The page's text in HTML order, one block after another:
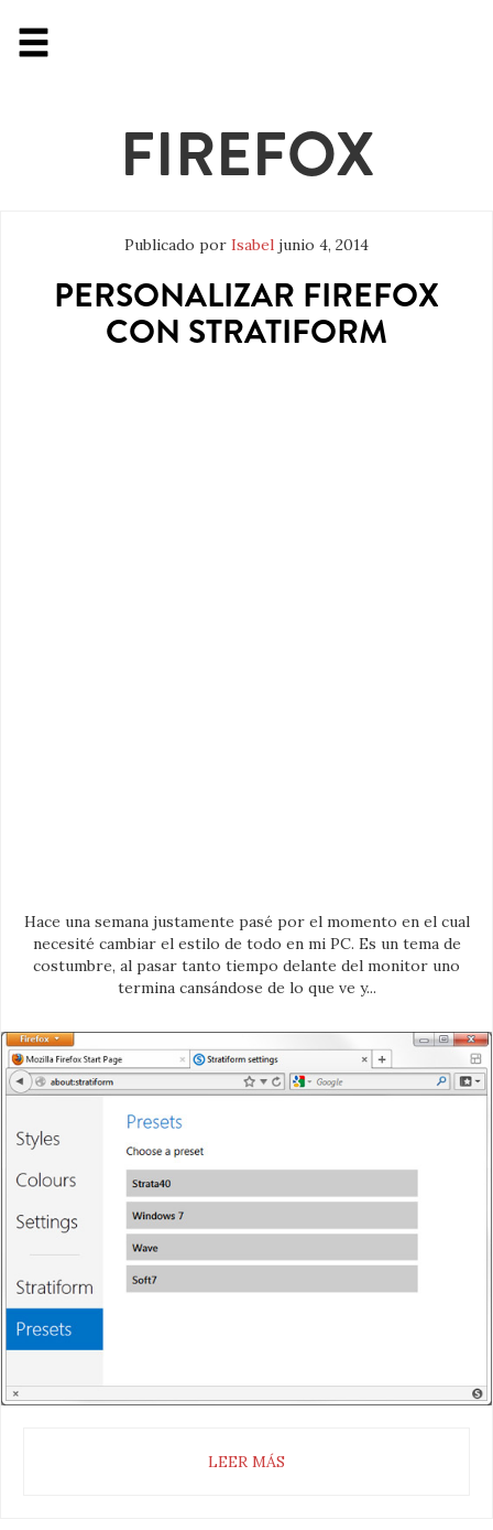
FIREFOX
Publicado por Isabel junio 4, 2014
PERSONALIZAR FIREFOX
CON STRATIFORM
Hace una semana justamente pasé por el momento en el cual
necesité cambiar el estilo de todo en mi PC. Es un tema de
costumbre, al pasar tanto tiempo delante del monitor uno
termina cansándose de lo que ve y...
LEER MÁS